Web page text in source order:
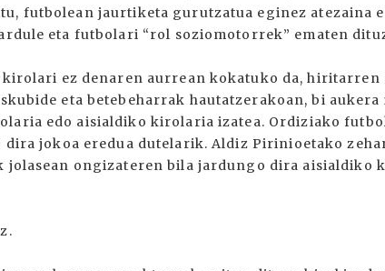
futbolean jaurtiketa gurutzatua eginez atezaina
eta futbolari “rol soziomotorrek” ematen
ez denaren aurrean kokatuko da, hiritarren
eta betebeharrak hautatzerakoan, bi
edo aisialdiko kirolaria izatea. Ordiziako
dira jokoa eredua dutelarik. Aldiz Pirinioetako
jolasean ongizateren bila jardungo dira aisialdiko